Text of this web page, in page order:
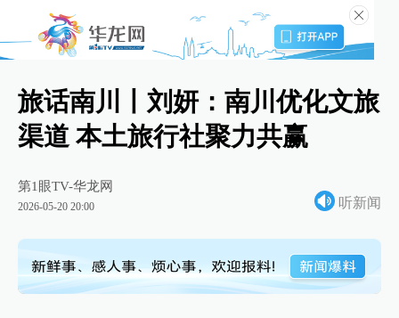
旅话南川丨刘妍：南川优化文旅
渠道 本土旅行社聚力共赢
第1眼TV-华龙网
2026-05-20 20:00 听新闻